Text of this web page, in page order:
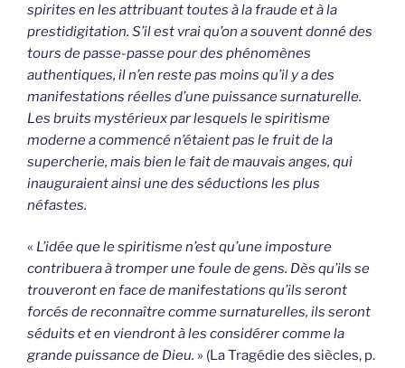
spirites en les attribuant toutes à la fraude et à la
prestidigitation. S’il est vrai qu’on a souvent donné des
tours de passe-passe pour des phénomènes
authentiques, il n’en reste pas moins qu’il y a des
manifestations réelles d’une puissance surnaturelle.
Les bruits mystérieux par lesquels le spiritisme
moderne a commencé n’étaient pas le fruit de la
supercherie, mais bien le fait de mauvais anges, qui
inauguraient ainsi une des séductions les plus
néfastes.
« L’idée que le spiritisme n’est qu’une imposture
contribuera à tromper une foule de gens. Dès qu’ils se
trouveront en face de manifestations qu’ils seront
forcés de reconnaître comme surnaturelles, ils seront
séduits et en viendront à les considérer comme la
grande puissance de Dieu. » (La Tragédie des siècles, p.